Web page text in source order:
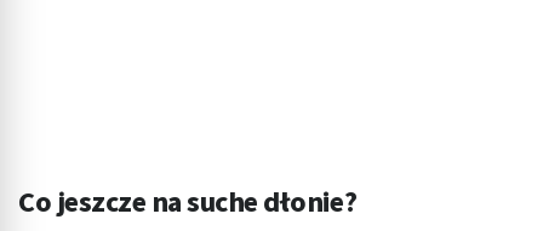
Co jeszcze na suche dłonie?